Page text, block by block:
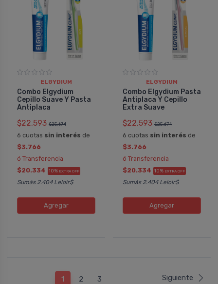
ELGYDIUM
Combo Elgydium
Cepillo Suave Y Pasta
Antiplaca
$22.593 $25.674
6 cuotas sin interés de
$3.766
ó Transferencia
$20.334 10% EXTRA OFF
Sumás 2.404 Leloir$
Agregar
ELGYDIUM
Combo Elgydium Pasta
Antiplaca Y Cepillo
Extra Suave
$22.593 $25.674
6 cuotas sin interés de
$3.766
ó Transferencia
$20.334 10% EXTRA OFF
Sumás 2.404 Leloir$
Agregar
1 2 3 Siguiente